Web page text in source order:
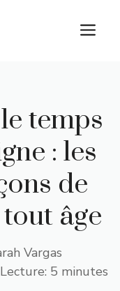
temps
: les
de
âge
Vargas
Lecture: 5 minutes